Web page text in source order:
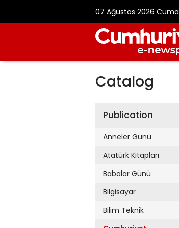
07 Ağustos 2026 Cuma
Catalog
Publication
Anneler Günü
Atatürk Kitapları
Babalar Günü
Bilgisayar
Bilim Teknik